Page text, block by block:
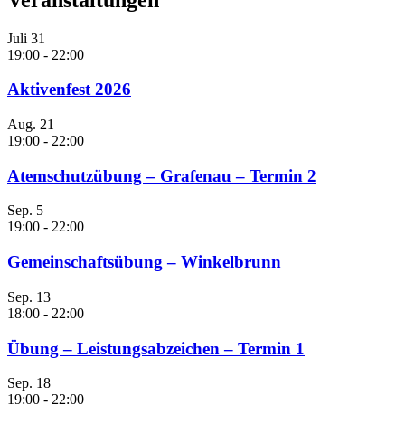
Juli 31
19:00 - 22:00
Aktivenfest 2026
Aug. 21
19:00 - 22:00
Atemschutzübung – Grafenau – Termin 2
Sep. 5
19:00 - 22:00
Gemeinschaftsübung – Winkelbrunn
Sep. 13
18:00 - 22:00
Übung – Leistungsabzeichen – Termin 1
Sep. 18
19:00 - 22:00